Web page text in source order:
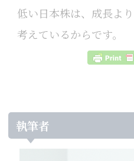
低い日本株は、成長よ
考えているからです。
執筆者